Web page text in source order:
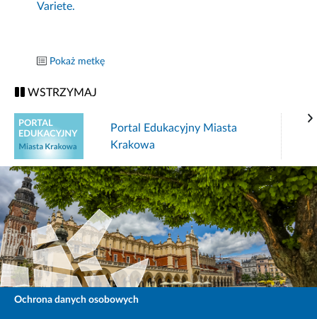
Variete.
Pokaż metkę
WSTRZYMAJ
Portal Edukacyjny Miasta
Krakowa
Ochrona danych osobowych